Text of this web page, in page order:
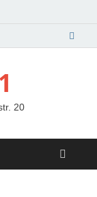
20